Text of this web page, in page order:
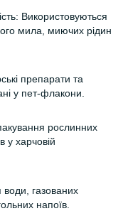
Використовуються
мила, миючих рідин
препарати та
у пет-флакони.
рослинних
у харчовій
води, газованих
напоїв.